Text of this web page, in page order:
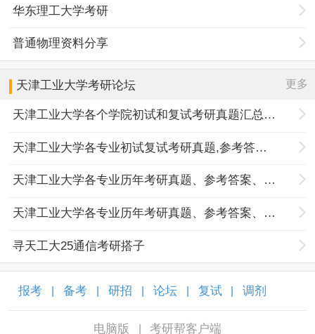
华东理工大学考研
普通物理资料分享
天津工业大学考研论坛 更多
天津工业大学各个学院初试和复试考研真题汇总分享
天津工业大学各专业初试复试考研真题,参考答案,重点范围
天津工业大学各专业历年考研真题、参考答案、内部笔记
天津工业大学各专业历年考研真题、参考答案、内部笔记
寻天工大25通信考研搭子
报考 备考 研招 论坛 复试 调剂
电脑版 考研帮客户端